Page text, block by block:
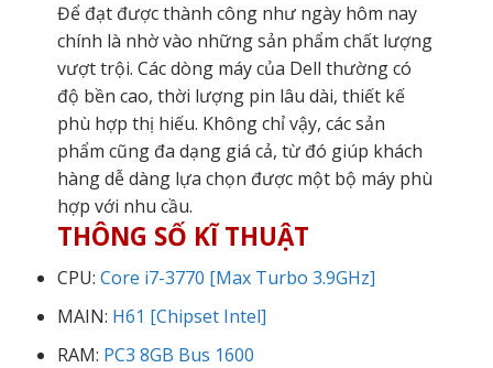
Để đạt được thành công như ngày hôm nay
chính là nhờ vào những sản phẩm chất lượng
vượt trội. Các dòng máy của Dell thường có
độ bền cao, thời lượng pin lâu dài, thiết kế
phù hợp thị hiếu. Không chỉ vậy, các sản
phẩm cũng đa dạng giá cả, từ đó giúp khách
hàng dễ dàng lựa chọn được một bộ máy phù
hợp với nhu cầu.
THÔNG SỐ KĨ THUẬT
CPU: Core i7-3770 [Max Turbo 3.9GHz]
MAIN: H61 [Chipset Intel]
RAM: PC3 8GB Bus 1600